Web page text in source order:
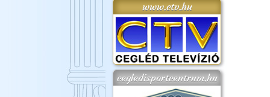
www.ctv.hu
cegledisportcentrum.hu